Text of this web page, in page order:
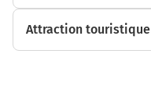
Attraction touristique